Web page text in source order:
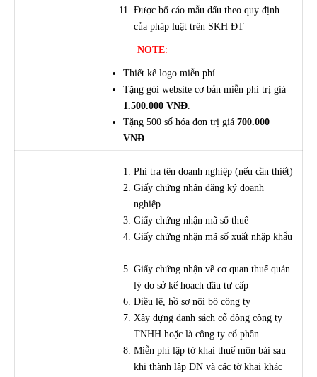
Được bố cáo mẫu dấu theo quy định
của pháp luật trên SKH ĐT
NOTE:
Thiết kế logo miễn phí.
Tặng gói website cơ bản miễn phí trị giá
1.500.000 VNĐ.
Tặng 500 số hóa đơn trị giá 700.000
VNĐ.
Phí tra tên doanh nghiệp (nếu cần thiết)
Giấy chứng nhận đăng ký doanh
nghiệp
Giấy chứng nhận mã số thuế
Giấy chứng nhận mã số xuất nhập khẩu
Giấy chứng nhận về cơ quan thuế quản
lý do sở kế hoach đầu tư cấp
Điều lệ, hồ sơ nội bộ công ty
Xây dựng danh sách cổ đông công ty
TNHH hoặc là công ty cổ phần
Miễn phí lập tờ khai thuế môn bài sau
khi thành lập DN và các tờ khai khác